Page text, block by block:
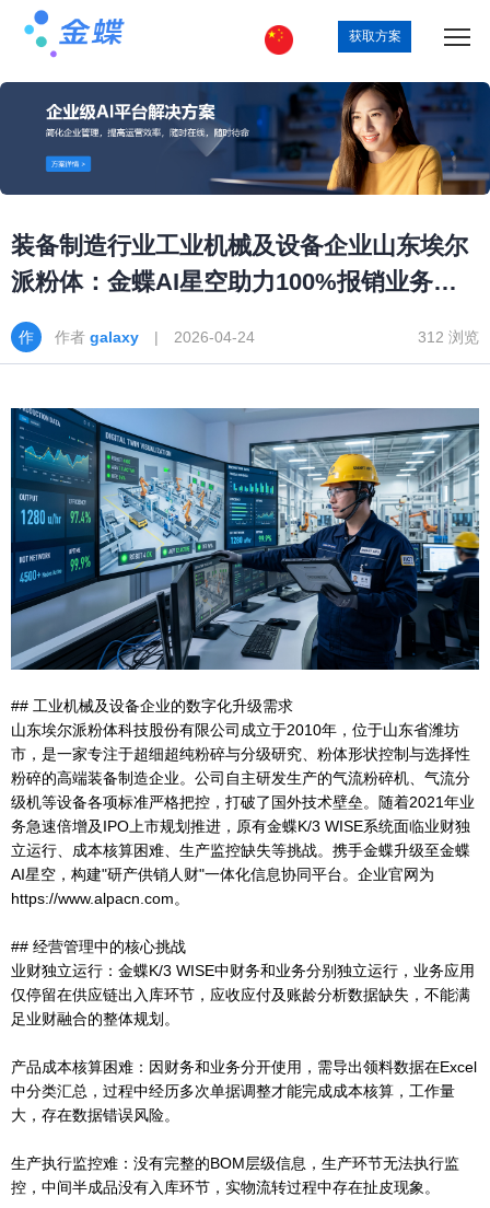
获取方案
装备制造行业工业机械及设备企业山东埃尔
派粉体：金蝶AI星空助力100%报销业务线
上财务处理
作者 galaxy | 2026-04-24 312 浏览
## 工业机械及设备企业的数字化升级需求
山东埃尔派粉体科技股份有限公司成立于2010年，位于山东省潍坊
市，是一家专注于超细超纯粉碎与分级研究、粉体形状控制与选择性
粉碎的高端装备制造企业。公司自主研发生产的气流粉碎机、气流分
级机等设备各项标准严格把控，打破了国外技术壁垒。随着2021年业
务急速倍增及IPO上市规划推进，原有金蝶K/3 WISE系统面临业财独
立运行、成本核算困难、生产监控缺失等挑战。携手金蝶升级至金蝶
AI星空，构建"研产供销人财"一体化信息协同平台。企业官网为
https://www.alpacn.com。
## 经营管理中的核心挑战
业财独立运行：金蝶K/3 WISE中财务和业务分别独立运行，业务应用
仅停留在供应链出入库环节，应收应付及账龄分析数据缺失，不能满
足业财融合的整体规划。
产品成本核算困难：因财务和业务分开使用，需导出领料数据在Excel
中分类汇总，过程中经历多次单据调整才能完成成本核算，工作量
大，存在数据错误风险。
生产执行监控难：没有完整的BOM层级信息，生产环节无法执行监
控，中间半成品没有入库环节，实物流转过程中存在扯皮现象。